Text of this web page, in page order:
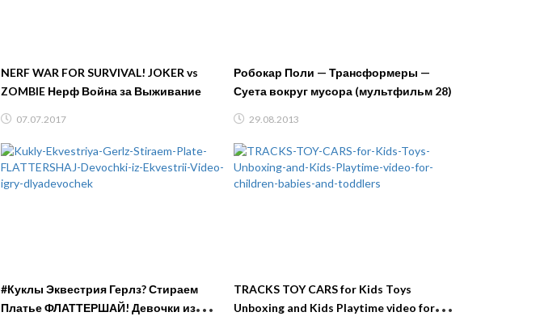
NERF WAR FOR SURVIVAL! JOKER vs
ZOMBIE Нерф Война за Выживание
07.07.2017
Робокар Поли — Трансформеры —
Суета вокруг мусора (мультфильм 28)
29.08.2013
#Куклы Эквестрия Герлз? Стираем
Платье ФЛАТТЕРШАЙ! Девочки из
TRACKS TOY CARS for Kids Toys
Unboxing and Kids Playtime video for